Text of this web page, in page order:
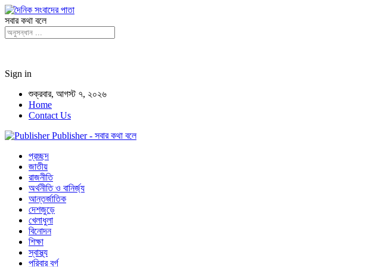
সবার কথা বলে
Sign in
শুক্রবার, আগস্ট ৭, ২০২৬
Home
Contact Us
Publisher - সবার কথা বলে
প্রচ্ছদ
জাতীয়
রাজনীতি
অর্থনীতি ও বানির্জ্য
আন্তর্জাতিক
দেশজুড়ে
খেলাধুলা
বিনোদন
শিক্ষা
স্বাস্থ্য
পরিবার বর্গ